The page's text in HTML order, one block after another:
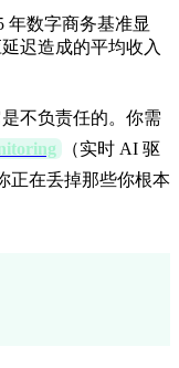
年数字商务基准显
迟造成的平均收入
不负责任的。你需
（实时 AI 驱
正在丢掉那些你根本